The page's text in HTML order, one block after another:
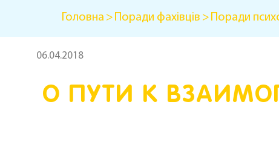
Головна Поради фахівців Поради
06.04.2018
О ПУТИ К